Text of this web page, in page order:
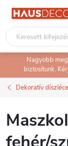
Ugrás
tartalomhoz
Nagyobb
biztosítunk.
Dekoratív